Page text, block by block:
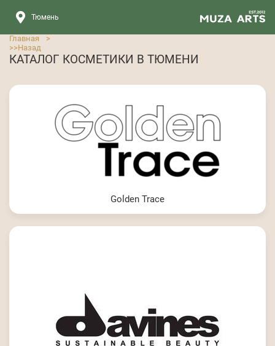
Тюмень
Главная
>
>>Назад
КАТАЛОГ КОСМЕТИКИ В ТЮМЕНИ
Golden Trace